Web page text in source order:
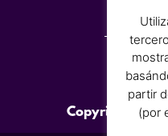
Copyright ©
partir
(por